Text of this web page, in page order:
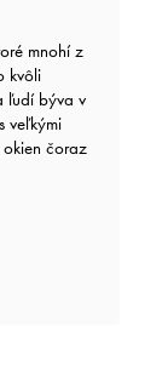
mnohí z
kvôli
ľudí býva v
veľkými
okien čoraz